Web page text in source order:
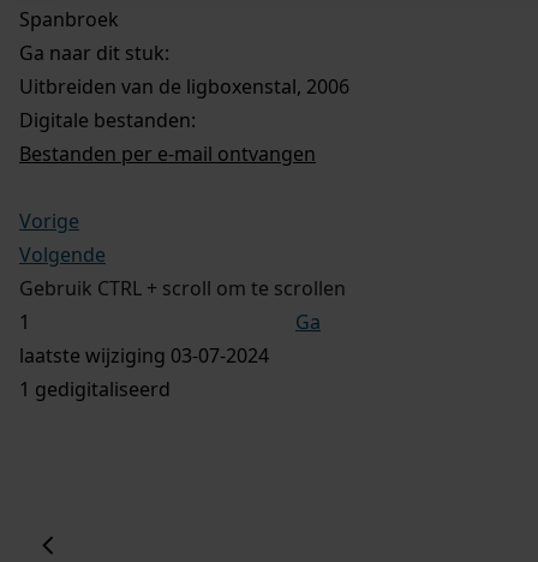
Spanbroek
Ga naar dit stuk:
Uitbreiden van de ligboxenstal, 2006
Digitale bestanden:
Bestanden per e-mail ontvangen
Vorige
Volgende
Gebruik CTRL + scroll om te scrollen
Ga
laatste wijziging 03-07-2024
1 gedigitaliseerd